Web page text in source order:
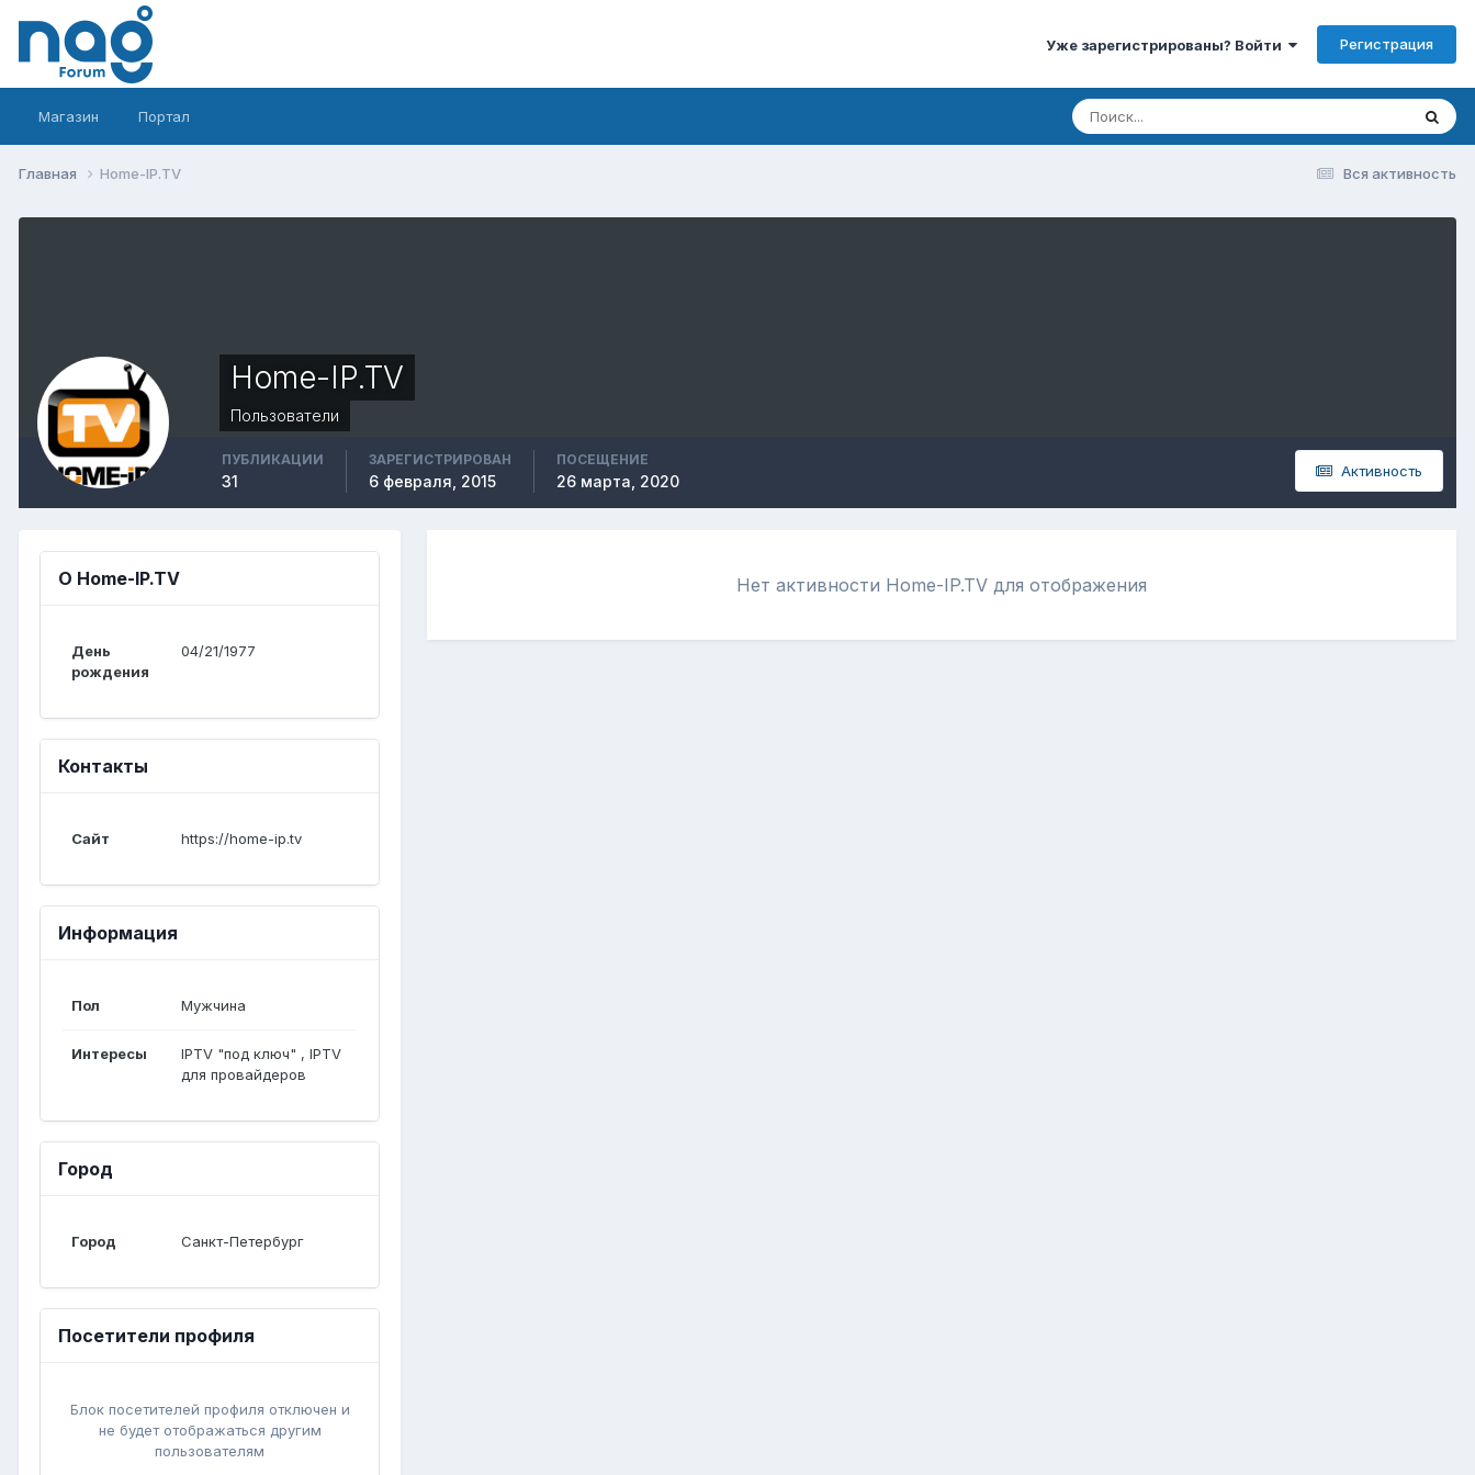
Уже зарегистрированы? Войти Регистрация
Магазин Портал
Вся активность
Главная Home-IP.TV
Home-IP.TV
Пользователи
Активность
ПУБЛИКАЦИИ
31
ЗАРЕГИСТРИРОВАН
6 февраля, 2015
ПОСЕЩЕНИЕ
26 марта, 2020
О Home-IP.TV
День
рождения
04/21/1977
Контакты
Сайт https://home-ip.tv
Информация
Пол Мужчина
Интересы
IPTV "под ключ" , IPTV
для провайдеров
Город
Город Санкт-Петербург
Посетители профиля
Блок посетителей профиля отключен и
не будет отображаться другим
пользователям
Нет активности Home-IP.TV для отображения